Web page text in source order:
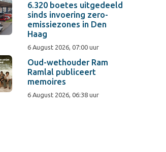
6.320 boetes uitgedeeld
sinds invoering zero-
emissiezones in Den
Haag
6 August 2026, 07:00 uur
Oud-wethouder Ram
Ramlal publiceert
memoires
6 August 2026, 06:38 uur